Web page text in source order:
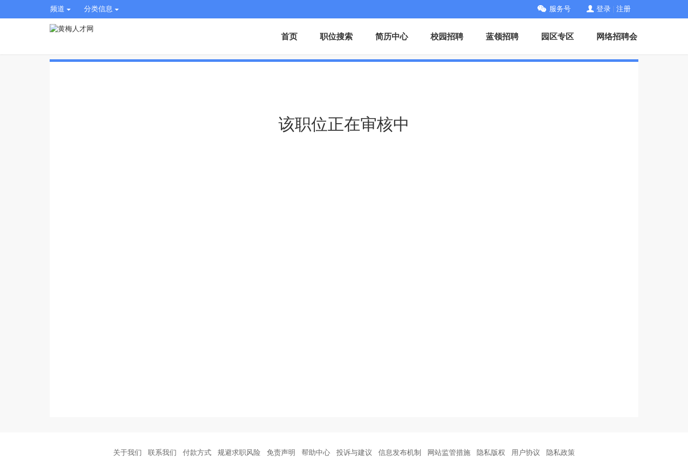
频道 分类信息 服务号 登录 注册
首页 职位搜索 简历中心 校园招聘 蓝领招聘 园区专区 网络招聘会
该职位正在审核中
关于我们 联系我们 付款方式 规避求职风险 免责声明 帮助中心 投诉与建议 信息发布机制 网站监管措施 隐私版权 用户协议 隐私政策